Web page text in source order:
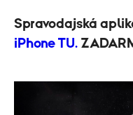
Spravodajská
iPhone TU.